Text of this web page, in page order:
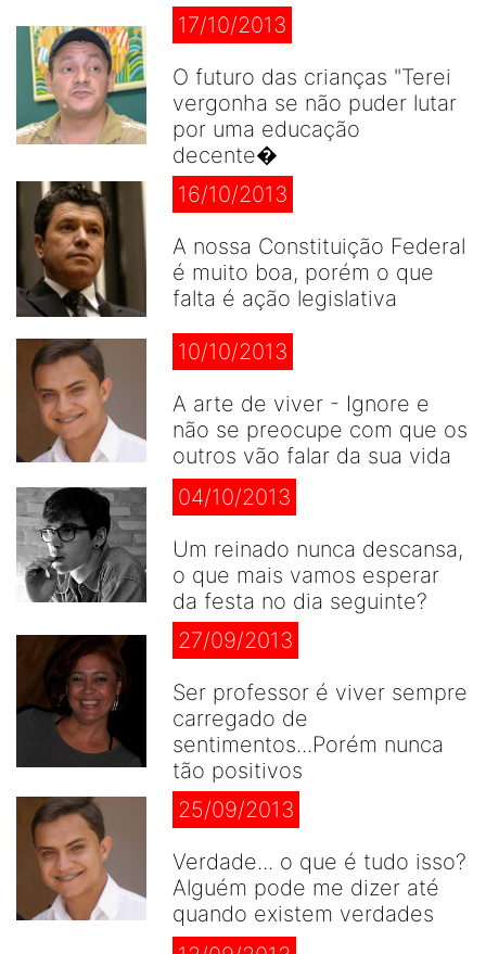
17/10/2013
O futuro das crianças "Terei
vergonha se não puder lutar
por uma educação
decente�
16/10/2013
A nossa Constituição Federal
é muito boa, porém o que
falta é ação legislativa
10/10/2013
A arte de viver - Ignore e
não se preocupe com que os
outros vão falar da sua vida
04/10/2013
Um reinado nunca descansa,
o que mais vamos esperar
da festa no dia seguinte?
27/09/2013
Ser professor é viver sempre
carregado de
sentimentos...Porém nunca
tão positivos
25/09/2013
Verdade... o que é tudo isso?
Alguém pode me dizer até
quando existem verdades